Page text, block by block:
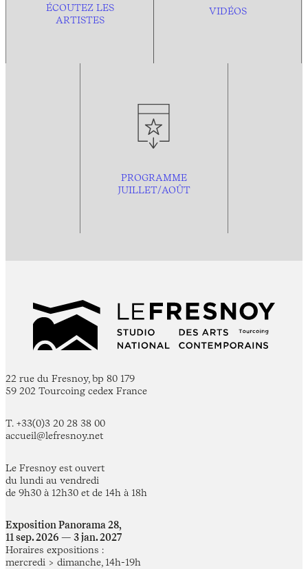
ÉCOUTEZ LES
ARTISTES
VIDÉOS
PROGRAMME
JUILLET/AOÛT
22 rue du Fresnoy, bp 80 179
59 202 Tourcoing cedex France
T. +33(0)3 20 28 38 00
accueil@lefresnoy.net
Le Fresnoy est ouvert
du lundi au vendredi
de 9h30 à 12h30 et de 14h à 18h
Exposition Panorama 28,
11 sep. 2026 — 3 jan. 2027
Horaires expositions :
mercredi > dimanche, 14h-19h